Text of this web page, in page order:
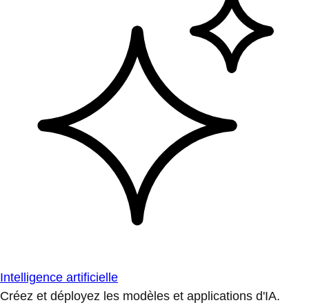
Intelligence artificielle
Créez et déployez les modèles et applications d'IA.